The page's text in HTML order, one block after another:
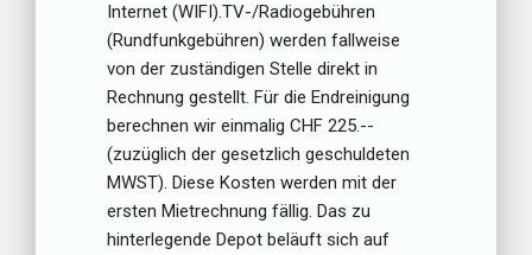
Internet (WIFI).TV-/Radiogebühren
(Rundfunkgebühren) werden fallweise
von der zuständigen Stelle direkt in
Rechnung gestellt. Für die Endreinigung
berechnen wir einmalig CHF 225.--
(zuzüglich der gesetzlich geschuldeten
MWST). Diese Kosten werden mit der
ersten Mietrechnung fällig. Das zu
hinterlegende Depot beläuft sich auf